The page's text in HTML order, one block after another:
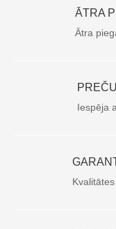
ĀTRA
Ātra
Iespēja